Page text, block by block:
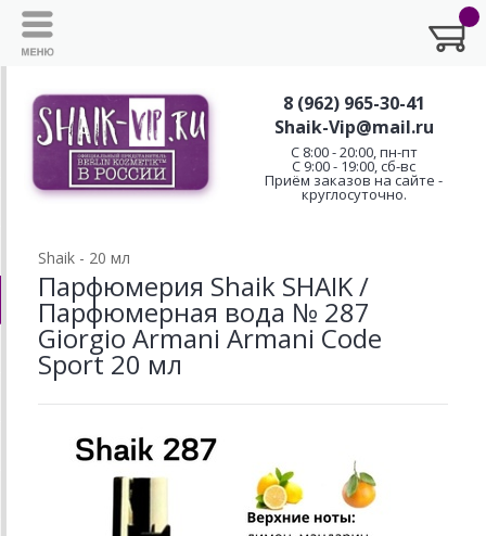
8 (962) 965-30-41
Shaik-Vip@mail.ru
C 8:00 - 20:00, пн-пт
С 9:00 - 19:00, сб-вс
Приём заказов на сайте -
круглосуточно.
Shaik - 20 мл
Парфюмерия Shaik SHAIK /
Парфюмерная вода № 287
Giorgio Armani Armani Code
Sport 20 мл